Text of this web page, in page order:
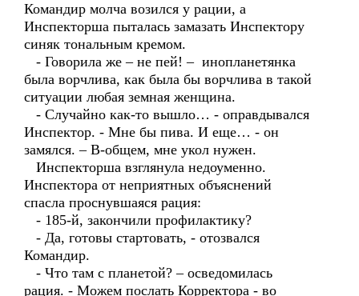
Командир молча возился у рации, а
Инспекторша пыталась замазать Инспектору
синяк тональным кремом.
- Говорила же – не пей! – инопланетянка
была ворчлива, как была бы ворчлива в такой
ситуации любая земная женщина.
- Случайно как-то вышло… - оправдывался
Инспектор. - Мне бы пива. И еще… - он
замялся. – В-общем, мне укол нужен.
Инспекторша взглянула недоуменно.
Инспектора от неприятных объяснений
спасла проснувшаяся рация:
- 185-й, закончили профилактику?
- Да, готовы стартовать, - отозвался
Командир.
- Что там с планетой? – осведомилась
рация. - Можем послать Корректора - во